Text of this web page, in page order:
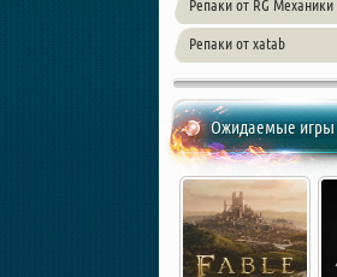
Репаки от RG Механики
Репаки от xatab
Ожидаемые игры